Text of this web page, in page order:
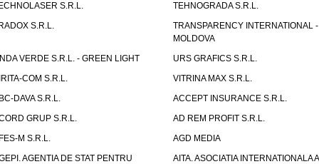
S.R.L.
TEHNOGRADA S.R.L.
S.R.L.
TRANSPARENCY INTERNATIONAL -
MOLDOVA
VERDE S.R.L. - GREEN LIGHT
URS GRAFICS S.R.L.
COM S.R.L.
VITRINA MAX S.R.L.
DAVA S.R.L.
ACCEPT INSURANCE S.R.L.
GRUP S.R.L.
AD REM PROFIT S.R.L.
M S.R.L.
AGD MEDIA
AGENTIA DE STAT PENTRU
AITA. ASOCIATIA INTERNATIONALA A